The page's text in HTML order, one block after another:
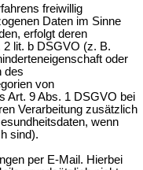
freiwillig
Daten im Sinne
erfolgt deren
2 lit. b DSGVO (z. B.
oder
des
von
Art. 9 Abs. 1 DSGVO bei
Verarbeitung zusätzlich
wenn
sind).
per E-Mail. Hierbei